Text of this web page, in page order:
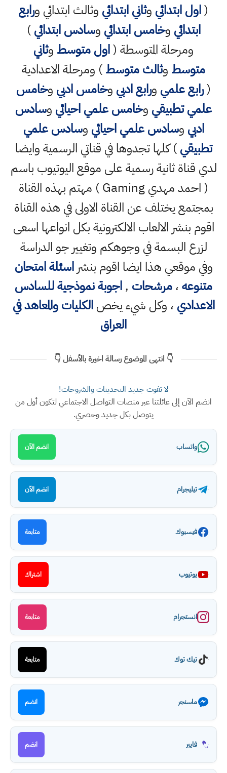
(اول ابتدائي وثاني ابتدائي وثالث ابتدائي ورابع
ابتدائي وخامس ابتدائي وسادس ابتدائي)
ومرحلة المتوسطة (اول متوسط وثاني
متوسط وثالث متوسط) ومرحلة الاعدادية
(رابع علمي ورابع ادبي وخامس ادبي وخامس
علمي تطبيقي وخامس علمي احيائي وسادس
ادبي وسادس علمي احيائي وسادس علمي
تطبيقي) كلها تجدوها في قناتي الرسمية وايضا
لدي قناة ثانية رسمية على موقع اليوتيوب باسم
( احمد مهدي Gaming ) مهتم بهذه القناة
بمجتمع يختلف عن القناة الاولى في هذه القناة
اقوم بنشر الالعاب الالكترونية بكل انواعها اسعى
لزرع البسمة في وجوهكم وتغيير جو الدراسة
وفي موقعي هذا ايضا اقوم بنشراسئلة امتحان
متنوعه،مرشحات ,اجوبة نموذجية للسادس
الاعدادي ، وكل شيء يخصالكليات والمعاهد في
العراق
👇 انتهى الموضوع رسالة اخيرة بالأسفل 👇
لا تفوت جديد التحديثات والشروحات!
انضم الآن إلى عائلتنا عبر منصات التواصل الاجتماعي لتكون أول من
يتوصل بكل جديد وحصري.
واتساب انضم الآن
تيليجرام انضم الآن
فيسبوك متابعة
يوتيوب اشتراك
انستجرام متابعة
تيك توك متابعة
ماسنجر انضم
فايبر انضم